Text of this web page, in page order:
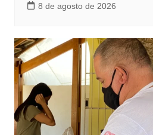
8 de agosto de 2026